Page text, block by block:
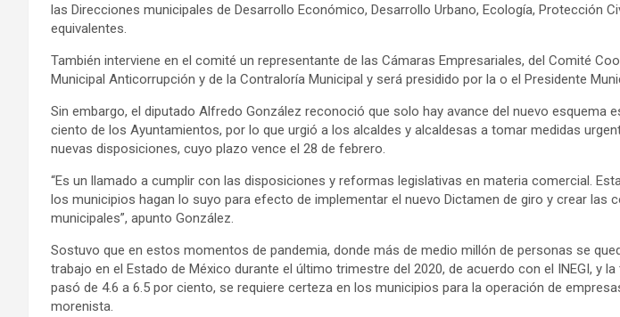
las Direcciones municipales de Desarrollo Económico, Desarrollo Urbano, Ecología, Protección
equivalentes.
También interviene en el comité un representante de las Cámaras Empresariales, del Comité
Municipal Anticorrupción y de la Contraloría Municipal y será presidido por la o el Presidente
Sin embargo, el diputado Alfredo González reconoció que solo hay avance del nuevo esquema
ciento de los Ayuntamientos, por lo que urgió a los alcaldes y alcaldesas a tomar medidas
nuevas disposiciones, cuyo plazo vence el 28 de febrero.
“Es un llamado a cumplir con las disposiciones y reformas legislativas en materia comercial.
los municipios hagan lo suyo para efecto de implementar el nuevo Dictamen de giro y crear las
municipales”, apunto González.
Sostuvo que en estos momentos de pandemia, donde más de medio millón de personas se
trabajo en el Estado de México durante el último trimestre del 2020, de acuerdo con el INEGI, y
pasó de 4.6 a 6.5 por ciento, se requiere certeza en los municipios para la operación de
morenista.